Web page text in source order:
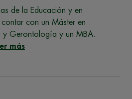
de la Educación y en
con un Máster en
y Gerontología y un MBA.
más